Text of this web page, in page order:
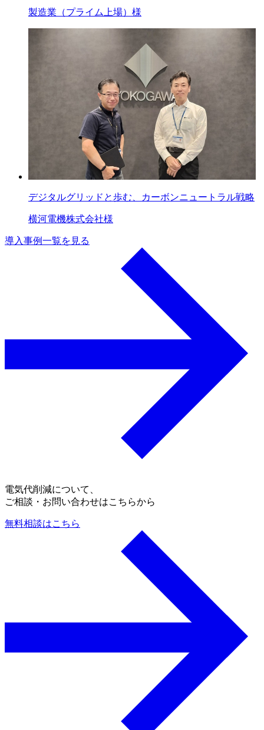
製造業（プライム上場）様
デジタルグリッドと歩む、カーボンニュートラル戦略
横河電機株式会社様
導入事例一覧を見る
電気代削減について、
ご相談・お問い合わせはこちらから
無料相談はこちら